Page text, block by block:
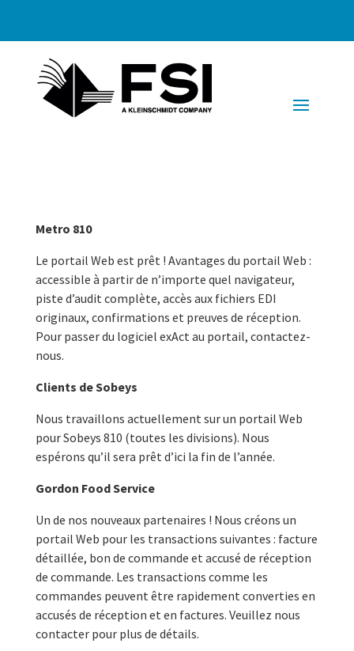
Metro 810
Le portail Web est prêt ! Avantages du portail Web :
accessible à partir de n’importe quel navigateur,
piste d’audit complète, accès aux fichiers EDI
originaux, confirmations et preuves de réception.
Pour passer du logiciel exAct au portail, contactez-
nous.
Clients de Sobeys
Nous travaillons actuellement sur un portail Web
pour Sobeys 810 (toutes les divisions). Nous
espérons qu’il sera prêt d’ici la fin de l’année.
Gordon Food Service
Un de nos nouveaux partenaires ! Nous créons un
portail Web pour les transactions suivantes : facture
détaillée, bon de commande et accusé de réception
de commande. Les transactions comme les
commandes peuvent être rapidement converties en
accusés de réception et en factures. Veuillez nous
contacter pour plus de détails.